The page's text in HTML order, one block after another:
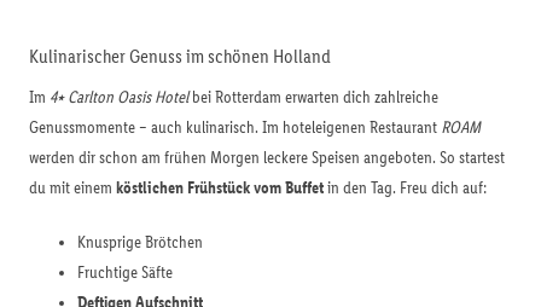
Kulinarischer Genuss im schönen Holland
Im 4⭑ Carlton Oasis Hotelbei Rotterdam erwarten dich zahlreiche
Genussmomente – auch kulinarisch. Im hoteleigenen Restaurant ROAM
werden dir schon am frühen Morgen leckere Speisen angeboten. So startest
du mit einem köstlichen Frühstück vom Buffetin den Tag. Freu dich auf:
Knusprige Brötchen
Fruchtige Säfte
Deftigen Aufschnitt